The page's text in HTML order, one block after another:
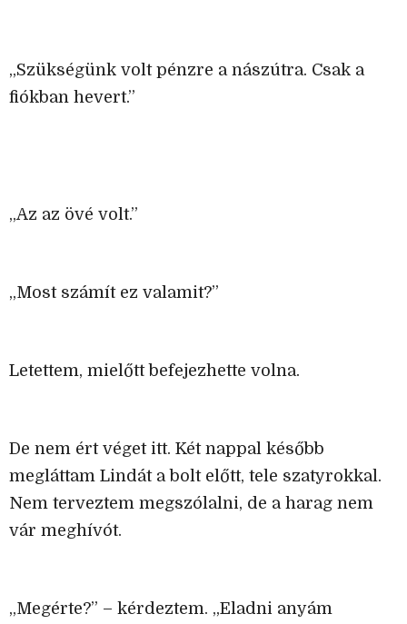
„Szükségünk volt pénzre a nászútra. Csak a
fiókban hevert.”
„Az az övé volt.”
„Most számít ez valamit?”
Letettem, mielőtt befejezhette volna.
De nem ért véget itt. Két nappal később
megláttam Lindát a bolt előtt, tele szatyrokkal.
Nem terveztem megszólalni, de a harag nem
vár meghívót.
„Megérte?” – kérdeztem. „Eladni anyám